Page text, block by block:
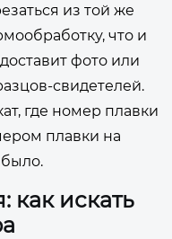
из той же
что и
фото или
свидетелей.
где номер плавки
плавки на
было.
как искать